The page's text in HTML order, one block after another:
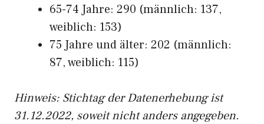
65-74 Jahre: 290 (männlich: 137,
weiblich: 153)
75 Jahre und älter: 202 (männlich:
87, weiblich: 115)
Hinweis: Stichtag der Datenerhebung ist
31.12.2022, soweit nicht anders angegeben.